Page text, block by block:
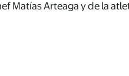
Matías Arteaga y de la